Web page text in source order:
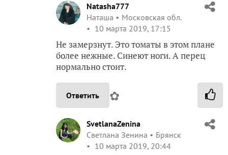
Natasha777
Наташа
Московская обл.
10 марта 2019, 17:15
Не замерзнут. Это томаты в этом плане
более нежные. Синеют ноги. А перец
нормально стоит.
Ответить ✿
SvetlanaZenina
Светлана Зенина
Брянск
10 марта 2019, 20:44